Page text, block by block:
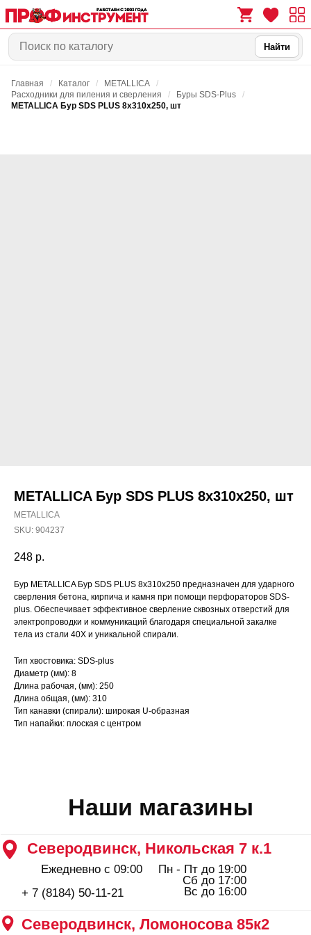
0
Найти
Главная / Каталог / METALLICA
/
Расходники для пиления и сверления
/ Буры SDS-Plus
/
METALLICA Бур SDS PLUS 8х310х250, шт
METALLICA Бур SDS PLUS 8х310х250, шт
METALLICA
SKU: 904237
248 р.
Бур METALLICA Бур SDS PLUS 8х310х250 предназначен для ударного
сверления бетона, кирпича и камня при помощи перфораторов SDS-
plus. Обеспечивает эффективное сверление сквозных отверстий для
электропроводки и коммуникаций благодаря специальной закалке
тела из стали 40Х и уникальной спирали.
Тип хвостовика: SDS-plus
Диаметр (мм): 8
Длина рабочая, (мм): 250
Длина общая, (мм): 310
Тип канавки (спирали): широкая U-образная
Тип напайки: плоская с центром
Наши магазины
Архангельск, Урицкого 50 к.1
Северодвинск, Ломоносова 85к2
Северодвинск, Никольская 7 к.1
Ежедневно с 09:00 Пн - Пт до 19:00
Сб до 17:00
Вс до 16:00
Пн - Пт 09:00 - 19:00
Сб - Вс 10:00 - 18:00
Пн - Пт 09:00 - 19:00
+ 7 (8184) 50-11-21
+ 7 (911) 562-83-03